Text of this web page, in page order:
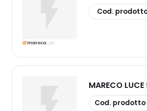
copia
Cod.
MARECO LUCE
copia
Cod. prodotto